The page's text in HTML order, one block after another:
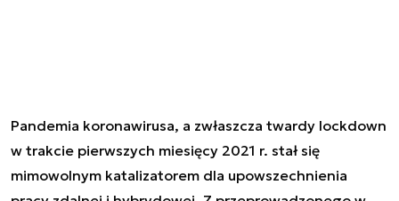
Pandemia koronawirusa, a zwłaszcza twardy lockdown
w trakcie pierwszych miesięcy 2021 r. stał się
mimowolnym katalizatorem dla upowszechnienia